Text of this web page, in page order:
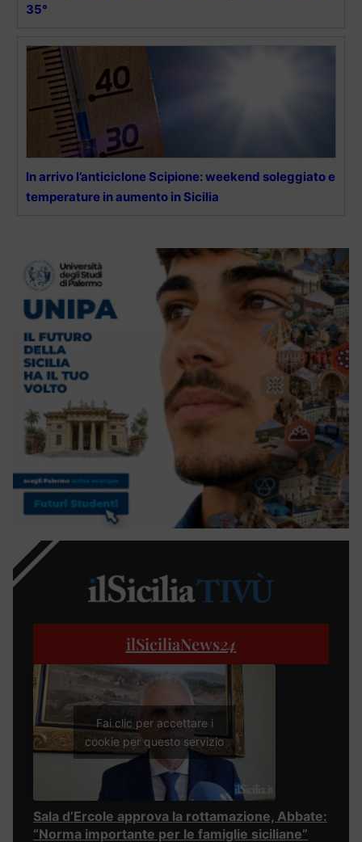
35°
In arrivo l’anticiclone Scipione: weekend soleggiato e
temperature in aumento in Sicilia
ilSiciliaNews24
Fai clic per accettare i
cookie per questo servizio
Sala d’Ercole approva la rottamazione, Abbate:
“Norma importante per le famiglie siciliane”